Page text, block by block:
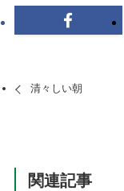
清々しい朝
関連記事